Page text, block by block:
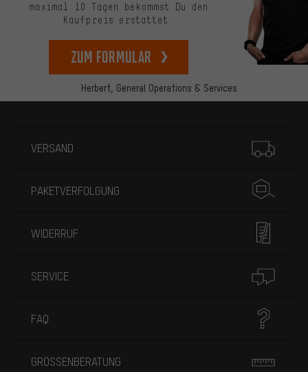
Herbert, General Operations & Services
maximal 10 Tagen bekommst Du den
Kaufpreis erstattet.
zum Formular
VERSAND
PAKETVERFOLGUNG
WIDERRUF
SERVICE
FAQ
GRÖSSENBERATUNG